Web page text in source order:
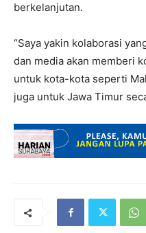
berkelanjutan.
“Saya yakin kolaborasi
dan media akan memberi
untuk kota-kota seperti
juga untuk Jawa Timur